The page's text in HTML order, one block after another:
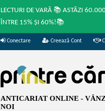
LECTURI DE VARĂ 📚 ASTĂZI
ÎNTRE 15% ȘI 60%!📚
Conectare Creează Cont
ANTICARIAT ONLINE -
NOI